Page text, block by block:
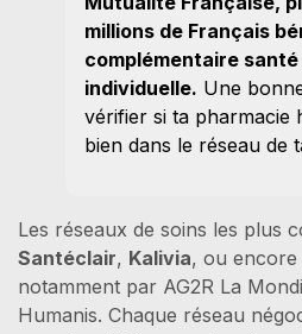
millions de Français
complémentaire
individuelle. Une
vérifier si ta pharmacie
bien dans le réseau de
Les réseaux de soins les plus
Santéclair, Kalivia, ou encore
notamment par AG2R La
Humanis. Chaque réseau